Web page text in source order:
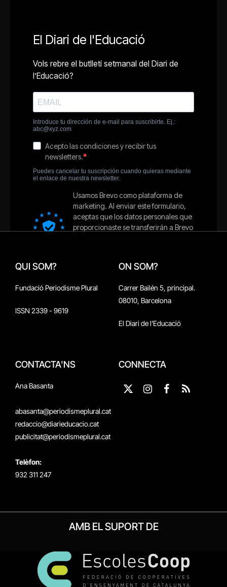
QUI SOM?
Fundació Periodisme Plural
ISSN 2339 - 9619
ON SOM?
Carrer Bailén 5, principal.
08010, Barcelona
El Diari de l'Educació
CONTACTA'NS
Ana Basanta
abasanta@periodismeplural.cat
redaccio@diarieducacio.cat
publicitat@periodismeplural.cat
Telèfon:
932 311 247
CONNECTA
X
Instagram
Facebook
RSS
AMB EL SUPORT DE